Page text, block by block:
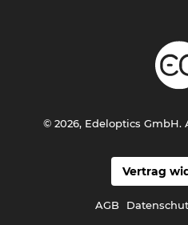
Vertrag
AGB
© 2026, Edeloptics GmbH.